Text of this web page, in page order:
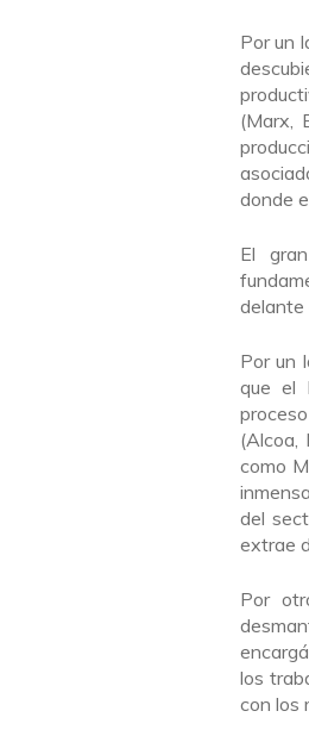
Por un
(Marx,
donde
El
delante
Por un
que el
(Alcoa,
como
del
extrae
Por
los
con los